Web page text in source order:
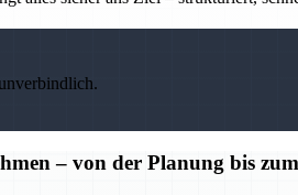
– von der Planung bis